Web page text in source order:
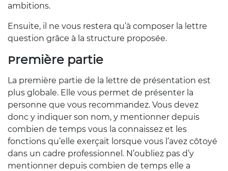
ambitions.
Ensuite, il ne vous restera qu’à composer la lettre
question grâce à la structure proposée.
Première partie
La première partie de la lettre de présentation est
plus globale. Elle vous permet de présenter la
personne que vous recommandez. Vous devez
donc y indiquer son nom, y mentionner depuis
combien de temps vous la connaissez et les
fonctions qu’elle exerçait lorsque vous l’avez côtoyé
dans un cadre professionnel. N’oubliez pas d’y
mentionner depuis combien de temps elle a